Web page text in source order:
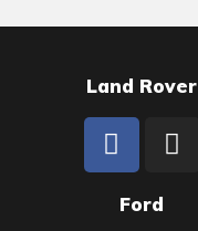
Land Rover
Ford